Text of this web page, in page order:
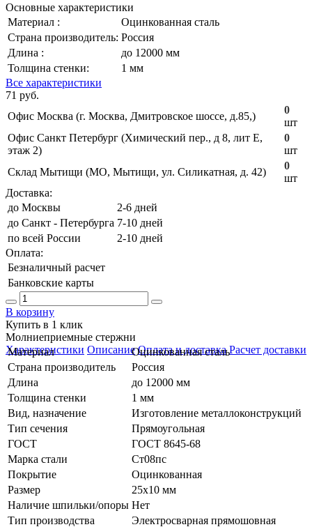
Основные характеристики
Материал :
Оцинкованная сталь
Страна производитель: Россия
Длина :
до 12000 мм
Толщина стенки:
1 мм
Все характеристики
71 руб.
Офис Москва (г. Москва, Дмитровское шоссе, д.85,)
0
шт
Офис Санкт Петербург (Химический пер., д 8, лит Е,
этаж 2)
0
шт
Склад Мытищи (МО, Мытищи, ул. Силикатная, д. 42)
0
шт
Доставка:
до Москвы
2-6 дней
до Санкт - Петербурга 7-10 дней
по всей России
2-10 дней
Оплата:
Безналичный расчет
Банковские карты
В корзину
Купить в 1 клик
Молниеприемные стержни
Характеристики Описание Оплата и доставка Расчет доставки
Материал
Оцинкованная сталь
Страна производитель
Россия
Длина
до 12000 мм
Толщина стенки
1 мм
Вид, назначение
Изготовление металлоконструкций
Тип сечения
Прямоугольная
ГОСТ
ГОСТ 8645-68
Марка стали
Ст08пс
Покрытие
Оцинкованная
Размер
25х10 мм
Наличие шпильки/опоры Нет
Тип производства
Электросварная прямошовная